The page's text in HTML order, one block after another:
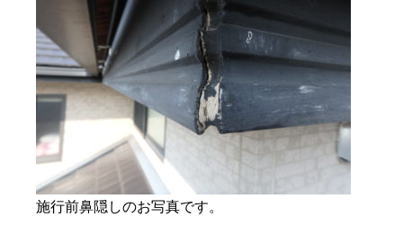
施行前鼻隠しのお写真です。